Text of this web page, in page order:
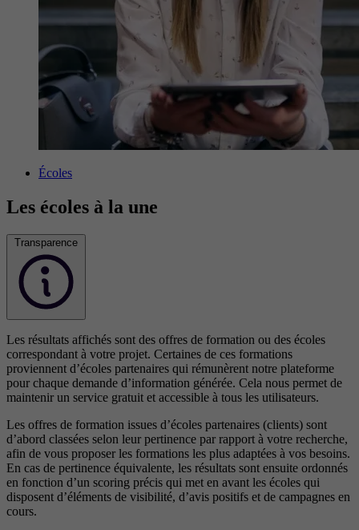
Écoles
Les écoles à la une
Transparence
Les résultats affichés sont des offres de formation ou des écoles
correspondant à votre projet. Certaines de ces formations
proviennent d’écoles partenaires qui rémunèrent notre plateforme
pour chaque demande d’information générée. Cela nous permet de
maintenir un service gratuit et accessible à tous les utilisateurs.
Les offres de formation issues d’écoles partenaires (clients) sont
d’abord classées selon leur pertinence par rapport à votre recherche,
afin de vous proposer les formations les plus adaptées à vos besoins.
En cas de pertinence équivalente, les résultats sont ensuite ordonnés
en fonction d’un scoring précis qui met en avant les écoles qui
disposent d’éléments de visibilité, d’avis positifs et de campagnes en
cours.